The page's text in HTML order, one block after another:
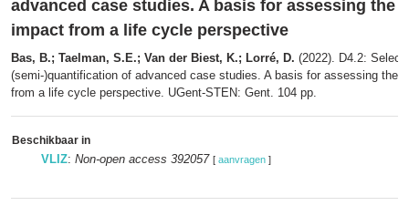
advanced case studies. A basis for assessing the
impact from a life cycle perspective
Bas, B.; Taelman, S.E.; Van der Biest, K.; Lorré, D. (2022). D4.2:
(semi-)quantification of advanced case studies. A basis for assessing the
from a life cycle perspective. UGent-STEN: Gent. 104 pp.
Beschikbaar in
VLIZ: Non-open access 392057 [ aanvragen ]